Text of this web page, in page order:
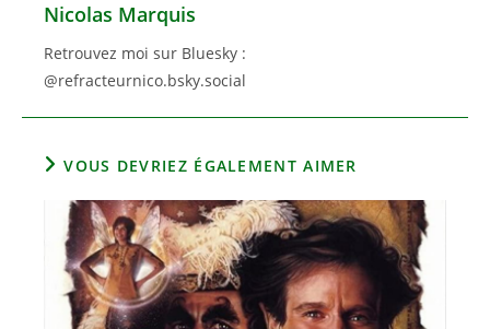
Nicolas Marquis
Retrouvez moi sur Bluesky :
@refracteurnico.bsky.social
VOUS DEVRIEZ ÉGALEMENT AIMER